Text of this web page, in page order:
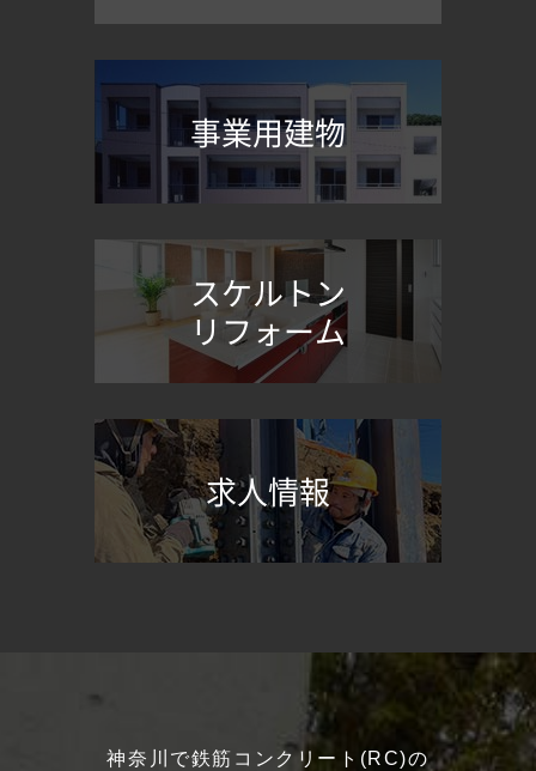
事業用建物
スケルトン
リフォーム
求人情報
神奈川で鉄筋コンクリート(RC)の